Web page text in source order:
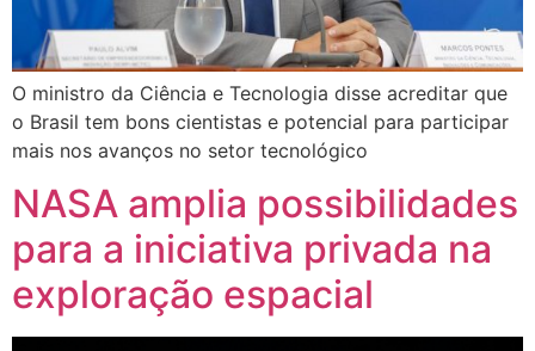
O ministro da Ciência e Tecnologia disse acreditar que
o Brasil tem bons cientistas e potencial para participar
mais nos avanços no setor tecnológico
NASA amplia possibilidades
para a iniciativa privada na
exploração espacial